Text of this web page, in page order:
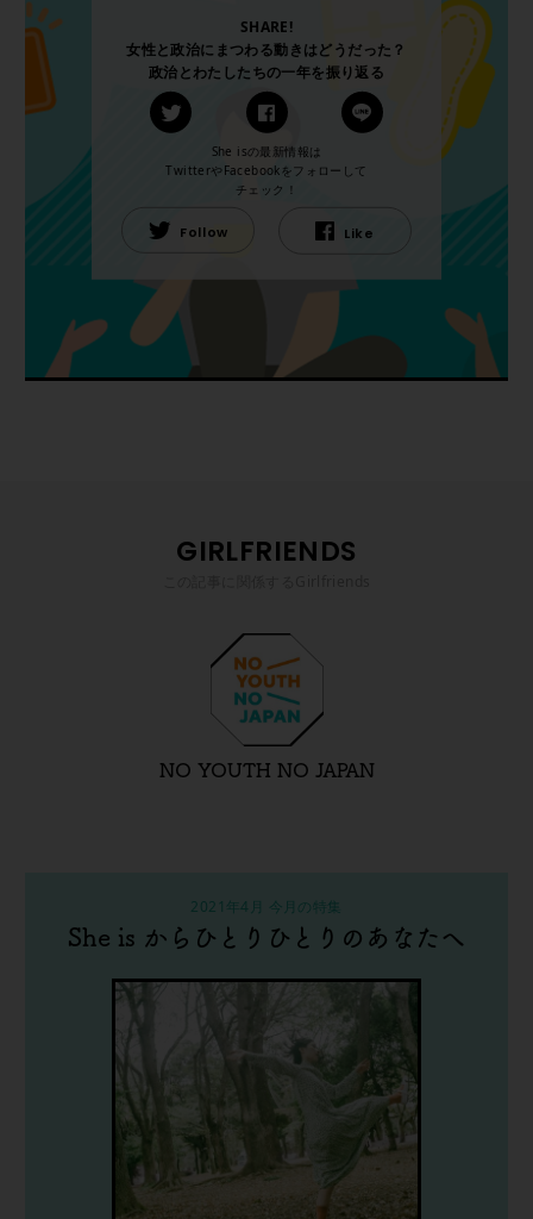
SHARE!
女性と政治にまつわる動きはどうだった？
政治とわたしたちの一年を振り返る
She isの最新情報は
TwitterやFacebookをフォローして
チェック！
Follow Like
GIRLFRIENDS
NO YOUTH NO JAPAN
2021年4月 今月の特集
She is からひとりひとりのあなたへ